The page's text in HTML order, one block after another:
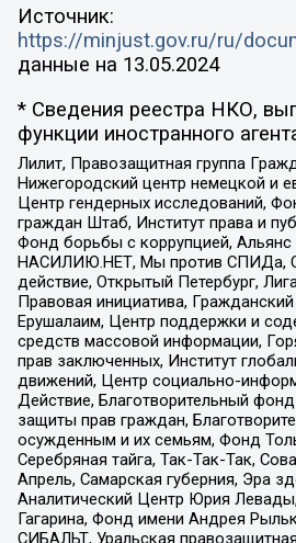
Источник:
https://minjust.gov.ru/ru/
данные на 13.05.2024
* Сведения реестра НКО,
функции иностранного
Лилит, Правозащитная группа
Нижегородский центр немецкой и
Центр гендерных исследований,
граждан Штаб, Институт права и
Фонд борьбы с коррупцией, Альянс
НАСИЛИЮ.НЕТ, Мы против СПИДа,
действие, Открытый Петербург,
Правовая инициатива,
Ерушалаим, Центр поддержки и
средств массовой информации,
прав заключенных, Институт
движений, Центр социально-
Действие, Благотворительный
защиты прав граждан,
осужденным и их семьям, Фонд
Серебряная тайга, Так-Так-Так,
Апрель, Самарская губерния, Эра
Аналитический Центр Юрия
Гагарина, Фонд имени Андрея
СИБАЛЬТ, Уральская